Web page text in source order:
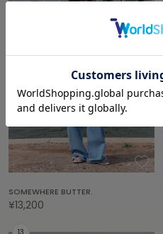
gelato pique
ジェラート ピケ
GELATO PIQUE CAT&DOG
ジェラート ピケ キャットアンドドッグ
グラミチ
SOMEWHERE BUTTER.
¥13,200